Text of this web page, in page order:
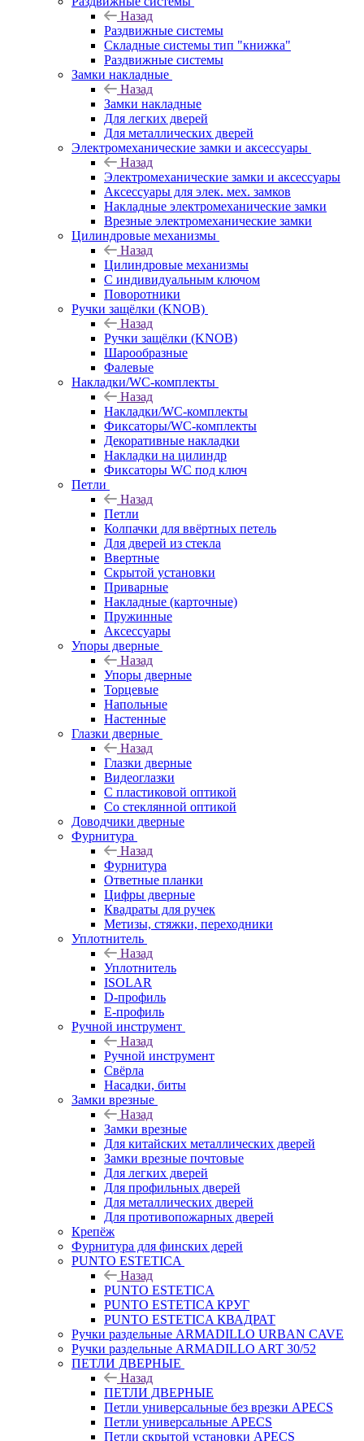
Назад
Раздвижные системы
Складные системы тип "книжка"
Раздвижные системы
Замки накладные
Назад
Замки накладные
Для легких дверей
Для металлических дверей
Электромеханические замки и аксессуары
Назад
Электромеханические замки и аксессуары
Аксессуары для элек. мех. замков
Накладные электромеханические замки
Врезные электромеханические замки
Цилиндровые механизмы
Назад
Цилиндровые механизмы
С индивидуальным ключом
Поворотники
Ручки защёлки (KNOB)
Назад
Ручки защёлки (KNOB)
Шарообразные
Фалевые
Накладки/WC-комплекты
Назад
Накладки/WC-комплекты
Фиксаторы/WC-комплекты
Декоративные накладки
Накладки на цилиндр
Фиксаторы WC под ключ
Петли
Назад
Петли
Колпачки для ввёртных петель
Для дверей из стекла
Ввертные
Скрытой установки
Приварные
Накладные (карточные)
Пружинные
Аксессуары
Упоры дверные
Назад
Упоры дверные
Торцевые
Напольные
Настенные
Глазки дверные
Назад
Глазки дверные
Видеоглазки
С пластиковой оптикой
Со стеклянной оптикой
Доводчики дверные
Фурнитура
Назад
Фурнитура
Ответные планки
Цифры дверные
Квадраты для ручек
Метизы, стяжки, переходники
Уплотнитель
Назад
Уплотнитель
ISOLAR
D-профиль
Е-профиль
Ручной инструмент
Назад
Ручной инструмент
Свёрла
Насадки, биты
Замки врезные
Назад
Замки врезные
Для китайских металлических дверей
Замки врезные почтовые
Для легких дверей
Для профильных дверей
Для металлических дверей
Для противопожарных дверей
Крепёж
Фурнитура для финских дерей
PUNTO ESTETICA
Назад
PUNTO ESTETICA
PUNTO ESTETICA КРУГ
PUNTO ESTETICA КВАДРАТ
Ручки раздельные ARMADILLO URBAN CAVE
Ручки раздельные ARMADILLO ART 30/52
ПЕТЛИ ДВЕРНЫЕ
Назад
ПЕТЛИ ДВЕРНЫЕ
Петли универсальные без врезки APECS
Петли универсальные APECS
Петли скрытой установки APECS